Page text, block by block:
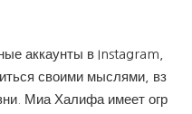
аккаунты в Instagram,
своими мыслями, вз
Миа Халифа имеет огр